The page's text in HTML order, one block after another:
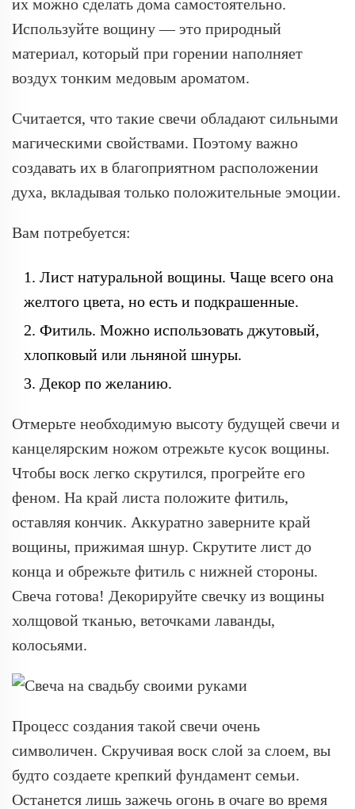
их можно сделать дома самостоятельно.
Используйте вощину — это природный
материал, который при горении наполняет
воздух тонким медовым ароматом.
Считается, что такие свечи обладают сильными
магическими свойствами. Поэтому важно
создавать их в благоприятном расположении
духа, вкладывая только положительные эмоции.
Вам потребуется:
Лист натуральной вощины. Чаще всего она
желтого цвета, но есть и подкрашенные.
Фитиль. Можно использовать джутовый,
хлопковый или льняной шнуры.
Декор по желанию.
Отмерьте необходимую высоту будущей свечи и
канцелярским ножом отрежьте кусок вощины.
Чтобы воск легко скрутился, прогрейте его
феном. На край листа положите фитиль,
оставляя кончик. Аккуратно заверните край
вощины, прижимая шнур. Скрутите лист до
конца и обрежьте фитиль с нижней стороны.
Свеча готова! Декорируйте свечку из вощины
холщовой тканью, веточками лаванды,
колосьями.
Процесс создания такой свечи очень
символичен. Скручивая воск слой за слоем, вы
будто создаете крепкий фундамент семьи.
Останется лишь зажечь огонь в очаге во время